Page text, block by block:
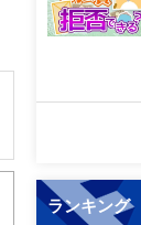
ランキング